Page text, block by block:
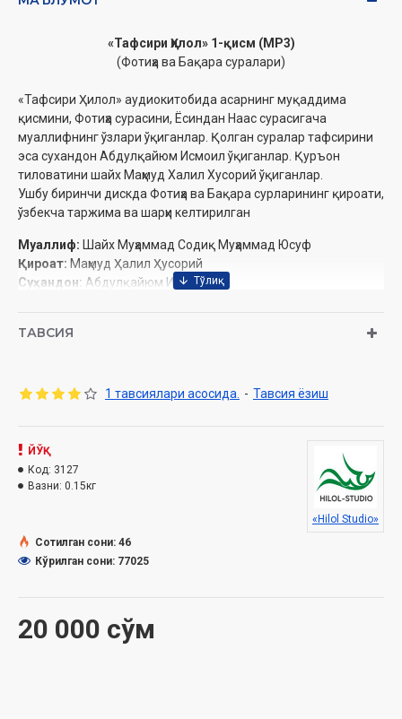
«Тафсири Ҳилол» 1-қисм (MP3)
(Фотиҳа ва Бақара суралари)
«Тафсири Ҳилол» аудиокитобида асарнинг муқаддима
қисмини, Фотиҳа сурасини, Ёсиндан Наас сурасигача
муаллифнинг ўзлари ўқиганлар. Қолган суралар тафсирини
эса сухандон Абдулқайюм Исмоил ўқиганлар. Қуръон
тиловатини шайх Маҳмуд Халил Хусорий ўқиганлар.
Ушбу биринчи дискда Фотиҳа ва Бақара сурларининг қироати,
ўзбекча таржима ва шарҳи келтирилган
Муаллиф: Шайх Муҳаммад Содиқ Муҳаммад Юсуф
Қироат: Маҳмуд Ҳалил Ҳусорий
Суҳандон: Абдулқайюм Исмоил
ТАВСИЯ
1 тавсиялари асосида. - Тавсия ёзиш
20 000 сўм
ЙЎҚ
Код: 3127
Вазни: 0.15кг
«Hilol Studio»
Сотилган сони: 46
Кўрилган сони: 77025